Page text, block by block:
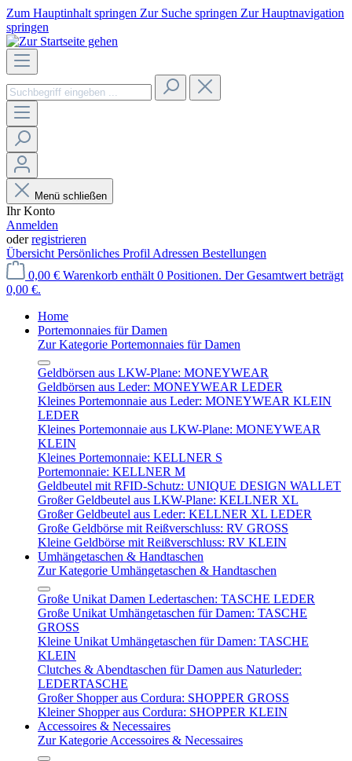
Zum Hauptinhalt springen Zur Suche springen Zur Hauptnavigation
springen
Menü schließen
Ihr Konto
Anmelden
oderregistrieren
Übersicht Persönliches Profil Adressen Bestellungen
0,00 € Warenkorb enthält 0 Positionen. Der Gesamtwert beträgt
0,00 €.
Home
Portemonnaies für Damen
Zur Kategorie Portemonnaies für Damen
Geldbörsen aus LKW-Plane: MONEYWEAR
Geldbörsen aus Leder: MONEYWEAR LEDER
Kleines Portemonnaie aus Leder: MONEYWEAR KLEIN
LEDER
Kleines Portemonnaie aus LKW-Plane: MONEYWEAR
KLEIN
Kleines Portemonnaie: KELLNER S
Portemonnaie: KELLNER M
Geldbeutel mit RFID-Schutz: UNIQUE DESIGN WALLET
Großer Geldbeutel aus LKW-Plane: KELLNER XL
Großer Geldbeutel aus Leder: KELLNER XL LEDER
Große Geldbörse mit Reißverschluss: RV GROSS
Kleine Geldbörse mit Reißverschluss: RV KLEIN
Umhängetaschen & Handtaschen
Zur Kategorie Umhängetaschen & Handtaschen
Große Unikat Damen Ledertaschen: TASCHE LEDER
Große Unikat Umhängetaschen für Damen: TASCHE
GROSS
Kleine Unikat Umhängetaschen für Damen: TASCHE
KLEIN
Clutches & Abendtaschen für Damen aus Naturleder:
LEDERTASCHE
Großer Shopper aus Cordura: SHOPPER GROSS
Kleiner Shopper aus Cordura: SHOPPER KLEIN
Accessoires & Necessaires
Zur Kategorie Accessoires & Necessaires